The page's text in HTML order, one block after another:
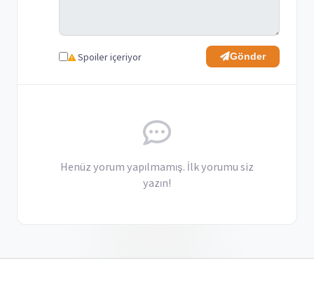
Spoiler içeriyor Gönder
Henüz yorum yapılmamış. İlk yorumu siz
yazın!